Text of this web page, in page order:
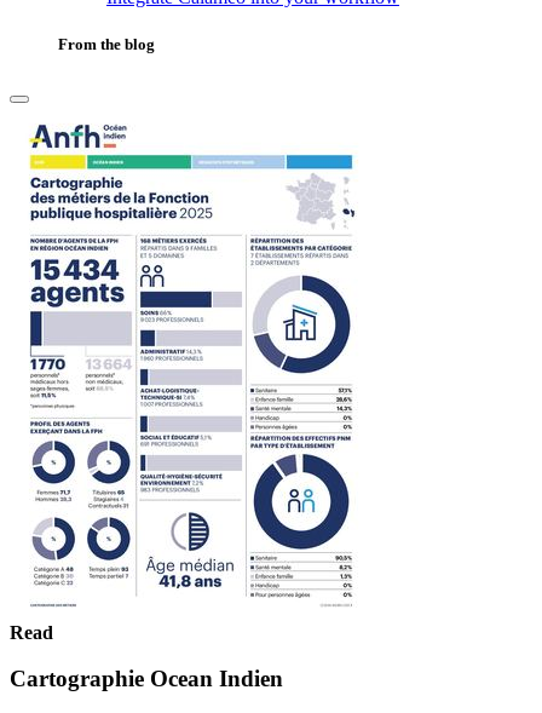
From the blog
Read
Cartographie Ocean Indien